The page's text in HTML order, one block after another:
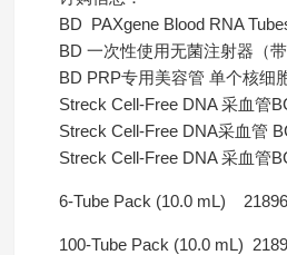
BD PAXgene Blood RNA
BD 一次性使用无菌注射器（
BD PRP专用美容管 单个核细
Streck Cell-Free DNA 采血
Streck Cell-Free DNA采血管
Streck Cell-Free DNA 采血管
6-Tube Pack (10.0 mL)
100-Tube Pack (10.0 mL)